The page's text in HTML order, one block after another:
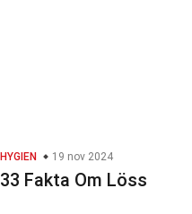
HYGIEN 19 nov 2024
33 Fakta Om Löss